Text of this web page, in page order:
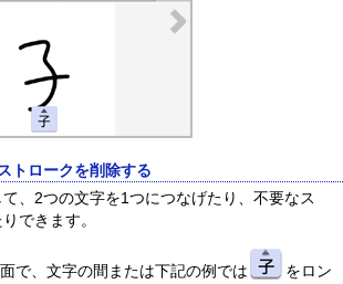
トロークを削除する
、2つの文字を1つにつなげたり、不要なス
できます。
で、文字の間または下記の例では
をロン